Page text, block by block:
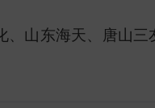
山东海天、唐山